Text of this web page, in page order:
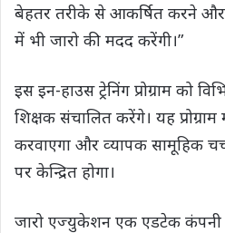
बेहतर तरीके से आकर्षित करने
में भी जारो की मदद करेंगी।”
इस इन-हाउस ट्रेनिंग प्रोग्राम को
शिक्षक संचालित करेंगे। यह
करवाएगा और व्‍यापक सामूहिक
पर केन्द्रित होगा।
जारो एज्‍युकेशन एक एडटेक कंपनी